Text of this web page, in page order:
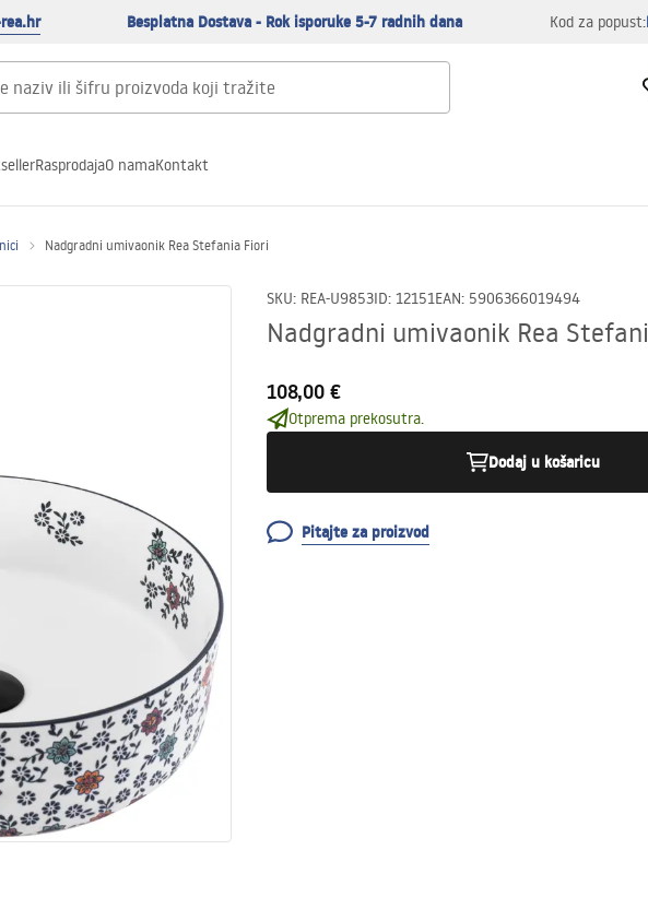
Besplatna Dostava - Rok isporuke 5-7 radnih dana Kod za popust:
RasprodajaO namaKontakt
Nadgradni umivaonik Rea Stefania Fiori
SKU: REA-U9853ID: 12151EAN: 5906366019494
Nadgradni umivaonik Rea
108,00 €
Otprema prekosutra.
Dodaj u košaricu
Pitajte za proizvod